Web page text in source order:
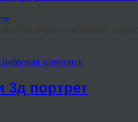
живопись
3д портрет